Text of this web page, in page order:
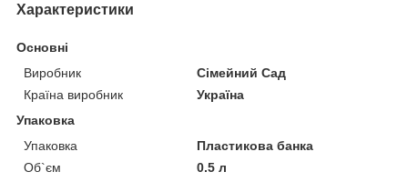
Характеристики
Основні
Виробник
Сімейний Сад
Країна виробник
Україна
Упаковка
Упаковка
Пластикова банка
Об`єм
0.5 л